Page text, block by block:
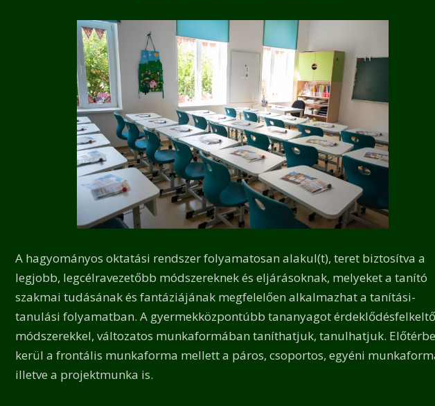
A hagyományos oktatási rendszer folyamatosan alakul(t), teret biztosítva a
legjobb, legcélravezetőbb módszereknek és eljárásoknak, melyeket a tanító
szakmai tudásának és fantáziájának megfelelően alkalmazhat a tanítási-
tanulási folyamatban. A gyermekközpontúbb tananyagot érdeklődésfelkeltő
módszerekkel, változatos munkaformában taníthatjuk, tanulhatjuk. Előtérbe
kerül a frontális munkaforma mellett a páros, csoportos, egyéni
illetve a projektmunka is.